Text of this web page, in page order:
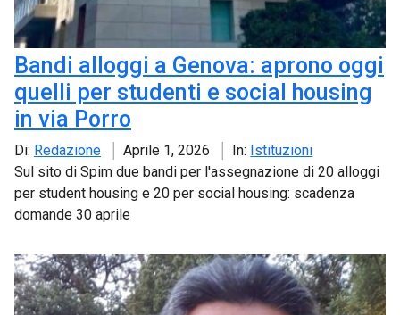
Bandi alloggi a Genova: aprono oggi
quelli per studenti e social housing
in via Porro
Di: Redazione Aprile 1, 2026 In: Istituzioni
Sul sito di Spim due bandi per l'assegnazione di 20 alloggi
per student housing e 20 per social housing: scadenza
domande 30 aprile